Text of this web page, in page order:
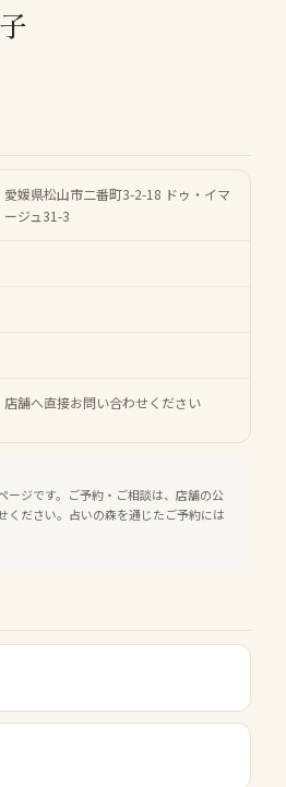
愛媛県松山市二番町3-2-18 ドゥ・イマ
ージュ31-3
店舗へ直接お問い合わせください
ージです。ご予約・ご相談は、店舗の公
ください。占いの森を通じたご予約には